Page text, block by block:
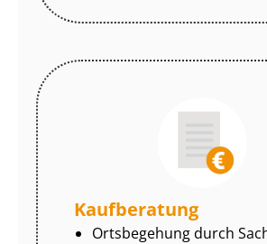
Kaufberatung
Ortsbegehung durch